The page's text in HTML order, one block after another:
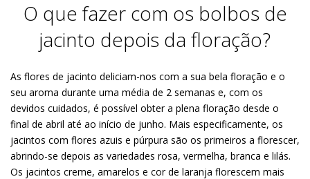
O que fazer com os bolbos de
jacinto depois da floração?
As flores de jacinto deliciam-nos com a sua bela floração e o
seu aroma durante uma média de 2 semanas e, com os
devidos cuidados, é possível obter a plena floração desde o
final de abril até ao início de junho. Mais especificamente, os
jacintos com flores azuis e púrpura são os primeiros a florescer,
abrindo-se depois as variedades rosa, vermelha, branca e lilás.
Os jacintos creme, amarelos e cor de laranja florescem mais